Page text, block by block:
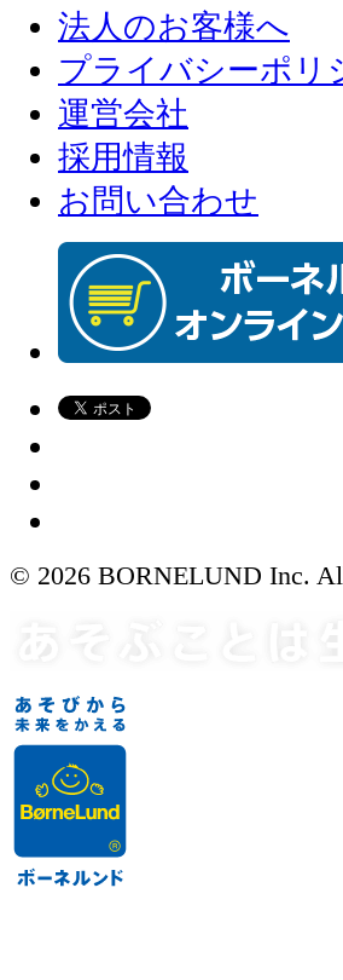
法人のお客様へ
プライバシーポリ
運営会社
採用情報
お問い合わせ
© 2026 BORNELUND Inc.